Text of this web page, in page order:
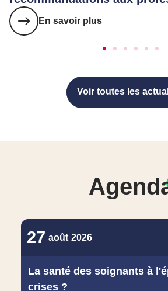
En savoir plus
Voir toutes les
Voir toutes les
27 août 2026
La santé des soignants à
crises ?